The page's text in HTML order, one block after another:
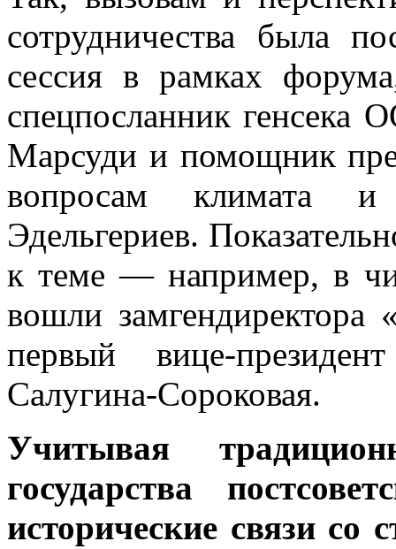
сотрудничества была
сессия в рамках
спецпосланник генсека
Марсуди и помощник
вопросам климата
Эдельгериев.
к теме — например, в
вошли
первый вице-
Салугина-Сороковая.
Учитывая
государства
исторические связи